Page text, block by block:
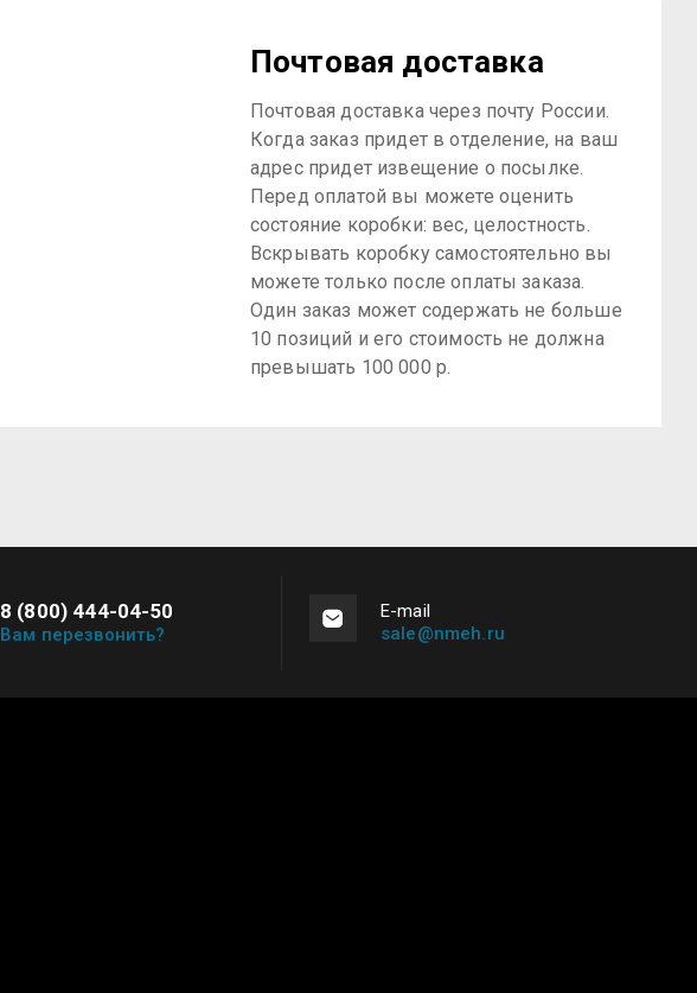
Почтовая доставка
Почтовая доставка через почту России.
Когда заказ придет в отделение, на ваш
адрес придет извещение о посылке.
Перед оплатой вы можете оценить
состояние коробки: вес, целостность.
Вскрывать коробку самостоятельно вы
можете только после оплаты заказа.
Один заказ может содержать не больше
10 позиций и его стоимость не должна
превышать 100 000 р.
8 (800) 444-04-50
Вам перезвонить?
Е-mail
sale@nmeh.ru